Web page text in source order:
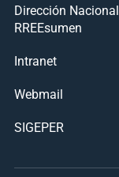
Dirección
RREEsumen
Intranet
Webmail
SIGEPER